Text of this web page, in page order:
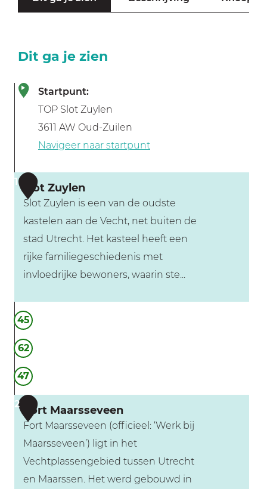
Dit ga je zien
Startpunt:
TOP Slot Zuylen
3611 AW Oud-Zuilen
Navigeer naar startpunt
1 Slot Zuylen
Slot Zuylen is een van de oudste
kastelen aan de Vecht, net buiten de
stad Utrecht. Het kasteel heeft een
rijke familiegeschiedenis met
invloedrijke bewoners, waarin ste...
S
l
o
Z
u
y
45
62
47
2 Fort Maarsseveen
Fort Maarsseveen (officieel: ‘Werk bij
Maarsseveen’) ligt in het
Vechtplassengebied tussen Utrecht
en Maarssen. Het werd gebouwd in